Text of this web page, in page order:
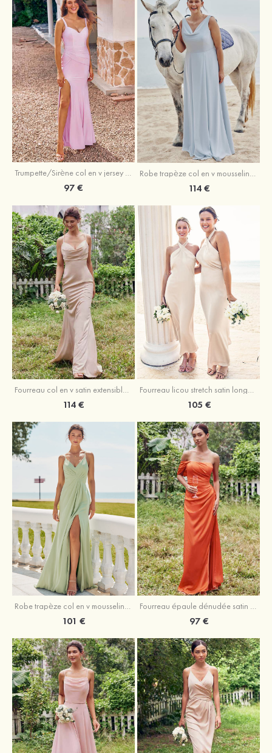
Trumpette/Sirène col en v jersey ras du sol robe de demoiselle d'honneur
97 € 114 €
Fourreau col en v satin extensible ras du sol robe de demoiselle d'honneur
114 €
Fourreau licou stretch satin longueur cheville robe de demoiselle d'honneur
105 €
Robe trapèze col en v mousseline ras du sol robe de demoiselle d'honneur
101 €
Fourreau épaule dénudée satin extensible ras du sol robe de demoiselle d'honneur
97 €